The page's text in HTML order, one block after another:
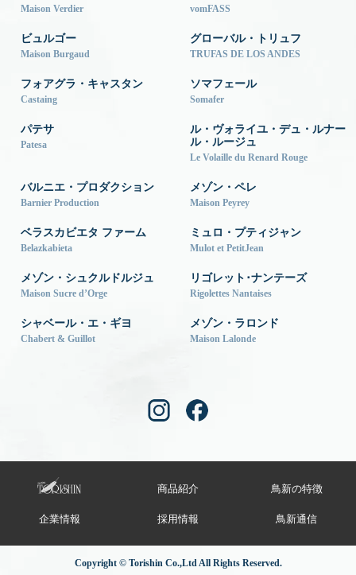
Maison Verdier vomFASS
ビュルゴー
Maison Burgaud
グローバル・トリュフ
TRUFAS DE LOS ANDES
フォアグラ・キャスタン
Castaing
ソマフェール
Somafer
パテサ
Patesa
ル・ヴォライユ・デュ・ルナー
ル・ルージュ
Le Volaille du Renard Rouge
バルニエ・プロダクション
Barnier Production
メゾン・ペレ
Maison Peyrey
ベラスカビエタ ファーム
Belazkabieta
ミュロ・プティジャン
Mulot et PetitJean
メゾン・シュクルドルジュ
Maison Sucre d’Orge
リゴレット･ナンテーズ
Rigolettes Nantaises
シャベール・エ・ギヨ
Chabert & Guillot
メゾン・ラロンド
Maison Lalonde
商品紹介 鳥新の特徴
企業情報 採用情報 鳥新通信
Copyright © Torishin Co.,Ltd All Rights Reserved.